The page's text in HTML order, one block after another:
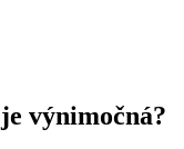
výnimočná?